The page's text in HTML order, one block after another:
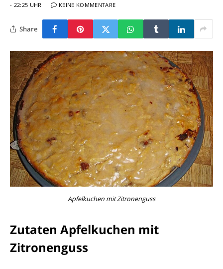
- 22:25 UHR
KEINE KOMMENTARE
Share
Apfelkuchen mit Zitronenguss
Zutaten Apfelkuchen mit
Zitronenguss